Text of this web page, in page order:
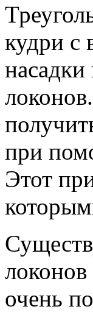
кудри с
при
Этот
очень